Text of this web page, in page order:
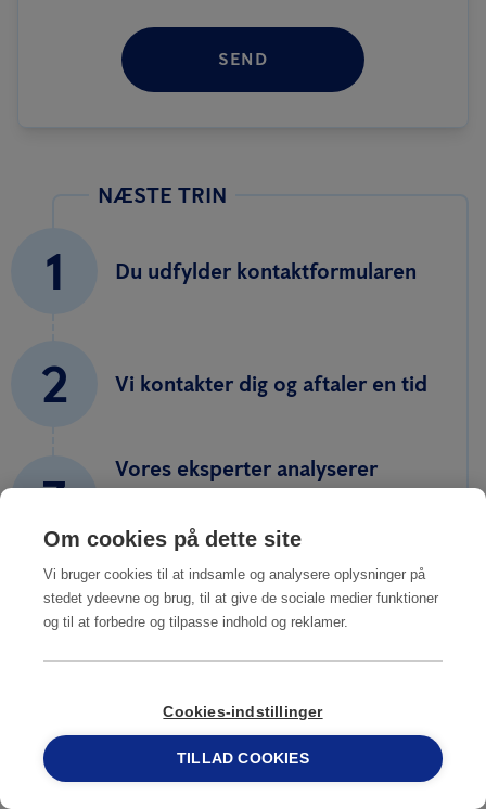
SEND
NÆSTE TRIN
1 Du udfylder kontaktformularen
2 Vi kontakter dig og aftaler en tid
3
Vores eksperter analyserer
uforpligtende tilbud
4 Du accepterer vores forslag
5 Du er fri for rotter
69 15 17 44
Om cookies på dette site
Vi bruger cookies til at indsamle og analysere oplysninger på
stedet ydeevne og brug, til at give de sociale medier funktioner
og til at forbedre og tilpasse indhold og reklamer.
Cookies-indstillinger
TILLAD COOKIES